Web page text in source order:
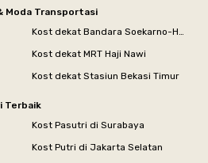
Moda Transportasi
Kost dekat Bandara Soekarno-Hatta
Kost dekat MRT Haji Nawi
Kost dekat Stasiun Bekasi Timur
Terbaik
Kost Pasutri di Surabaya
Kost Putri di Jakarta Selatan